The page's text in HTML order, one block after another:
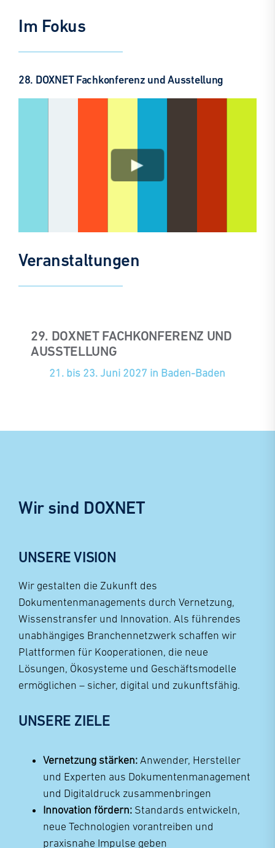
Im Fokus
28. DOXNET Fachkonferenz und Ausstellung
Veranstaltungen
29. DOXNET FACHKONFERENZ UND
AUSSTELLUNG
21. bis 23. Juni 2027 in Baden-Baden
Wir sind DOXNET
UNSERE VISION
Wir gestalten die Zukunft des
Dokumentenmanagements durch Vernetzung,
Wissenstransfer und Innovation. Als führendes
unabhängiges Branchennetzwerk schaffen wir
Plattformen für Kooperationen, die neue
Lösungen, Ökosysteme und Geschäftsmodelle
ermöglichen – sicher, digital und zukunftsfähig.
UNSERE ZIELE
Vernetzung stärken:Anwender, Hersteller
und Experten aus Dokumentenmanagement
und Digitaldruck zusammenbringen
Innovation fördern:Standards entwickeln,
neue Technologien vorantreiben und
praxisnahe Impulse geben